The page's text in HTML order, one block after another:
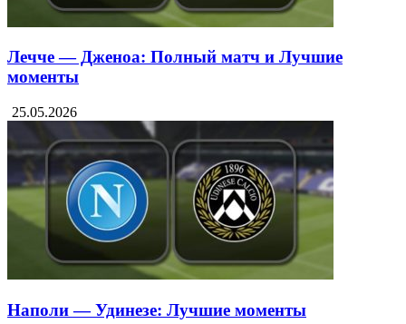
Лечче — Дженоа: Полный матч и Лучшие
моменты
25.05.2026
Наполи — Удинезе: Лучшие моменты